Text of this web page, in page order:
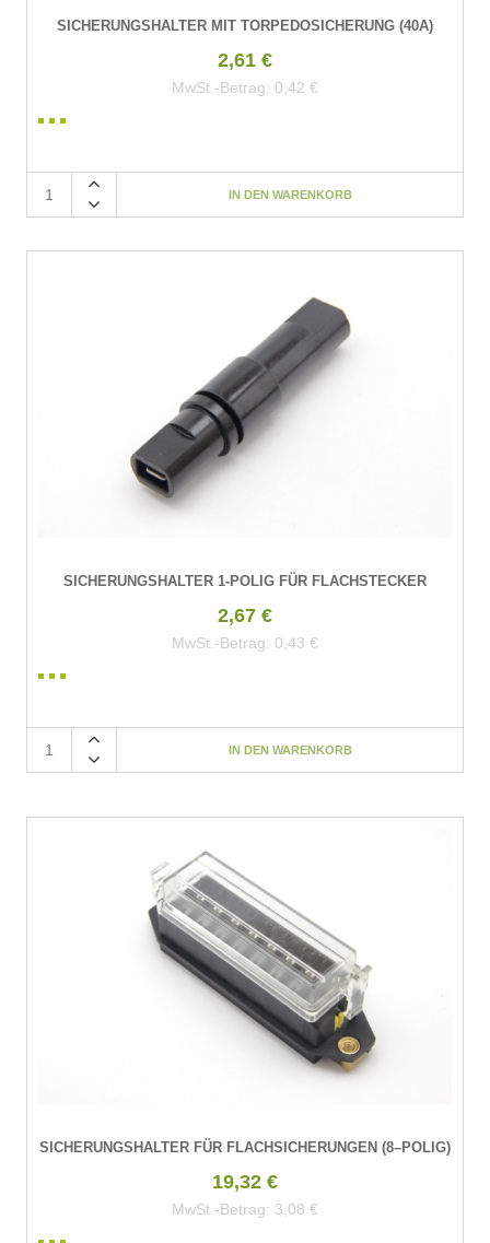
SICHERUNGSHALTER MIT TORPEDOSICHERUNG (40A)
2,61 €
MwSt.-Betrag: 0,42 €
SICHERUNGSHALTER 1-POLIG FÜR FLACHSTECKER
2,67 €
MwSt.-Betrag: 0,43 €
SICHERUNGSHALTER FÜR FLACHSICHERUNGEN (8–POLIG)
19,32 €
MwSt.-Betrag: 3,08 €